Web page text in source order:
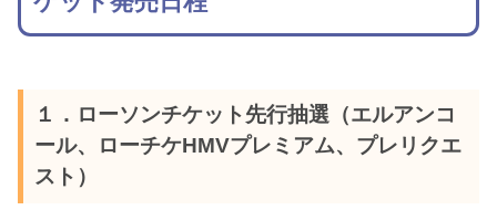
１．ローソンチケット先行抽選（エルアンコ
ール、ローチケHMVプレミアム、プレリクエ
スト）